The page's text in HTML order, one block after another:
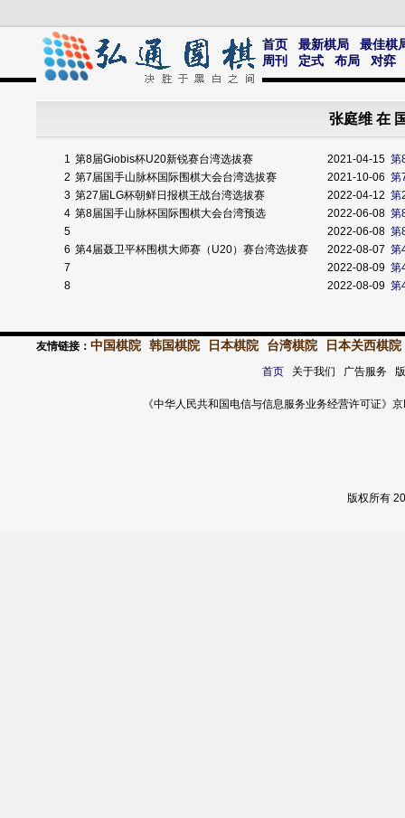
首页 最新棋局
最佳棋
周刊
定式 布局 对弈
张庭维 在
1 第8届Giobis杯U20新锐赛台湾选拔赛 2021-04-15 第
2 第7届国手山脉杯国际围棋大会台湾选拔赛 2021-10-06 第
3 第27届LG杯朝鲜日报棋王战台湾选拔赛 2022-04-12 第
4 第8届国手山脉杯国际围棋大会台湾预选 2022-06-08 第
5
2022-06-08 第
6 第4届聂卫平杯围棋大师赛（U20）赛台湾选拔赛 2022-08-07 第
7
2022-08-09 第
8
2022-08-09 第
友情链接： 中国棋院 韩国棋院 日本棋院 台湾棋院 日本关西棋院
首页关于我们 广告服务
《中华人民共和国电信与信息服务业务经营许可证
版权所有